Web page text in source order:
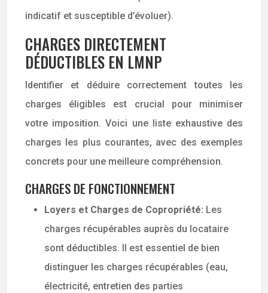
indicatif et susceptible d’évoluer).
CHARGES DIRECTEMENT
DÉDUCTIBLES EN LMNP
Identifier et déduire correctement toutes les
charges éligibles est crucial pour minimiser
votre imposition. Voici une liste exhaustive des
charges les plus courantes, avec des exemples
concrets pour une meilleure compréhension.
CHARGES DE FONCTIONNEMENT
Loyers et Charges de Copropriété: Les
charges récupérables auprès du locataire
sont déductibles. Il est essentiel de bien
distinguer les charges récupérables (eau,
électricité, entretien des parties